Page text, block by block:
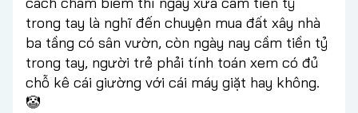
trong tay là nghĩ đến chuyện mua đất xây nhà
ba tầng có sân vườn, còn ngày nay cầm tiền tỷ
trong tay, người trẻ phải tính toán xem có đủ
chỗ kê cái giường với cái máy giặt hay không.
🤡